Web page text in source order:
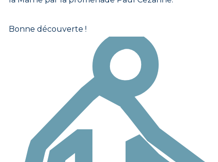
Bonne découverte !